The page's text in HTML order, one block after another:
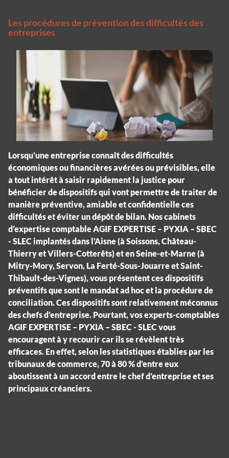
Les procédures de prévention des difficultés des
entreprises
Lorsqu’une entreprise connaît des difficultés
économiques ou financières avérées ou prévisibles, elle
a tout intérêt à saisir rapidement la justice pour
bénéficier de dispositifs qui vont permettre de traiter de
manière préventive, amiable et confidentielle ces
difficultés et éviter un dépôt de bilan. Nos cabinets
d’expertise comptable AGIF EXPERTISE – PYXIA – SBEC
- SLEC implantés dans l’Aisne (à Soissons, Château-
Thierry et Villers-Cotterêts) et en Seine-et-Marne (à
Mitry-Mory, Servon, La Ferté-Sous-Jouarre et Saint-
Thibault-des-Vignes), vous présentent ces dispositifs
préventifs que sont le mandat ad hoc et la procédure de
conciliation. Ces dispositifs sont relativement méconnus
des chefs d’entreprise. Pourtant, vos experts-comptables
AGIF EXPERTISE – PYXIA – SBEC - SLEC vous
encouragent à y recourir car ils se révèlent très
efficaces. En effet, selon les statistiques établies par les
tribunaux de commerce, 70 à 80 % d’entre eux
aboutissent à un accord entre le chef d’entreprise et ses
principaux créanciers.